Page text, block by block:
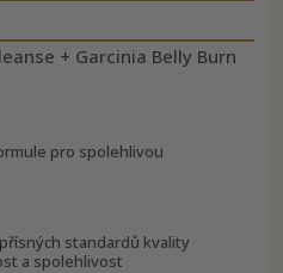
+ Garcinia Belly Burn
pro spolehlivou
standardů kvality
a spolehlivost